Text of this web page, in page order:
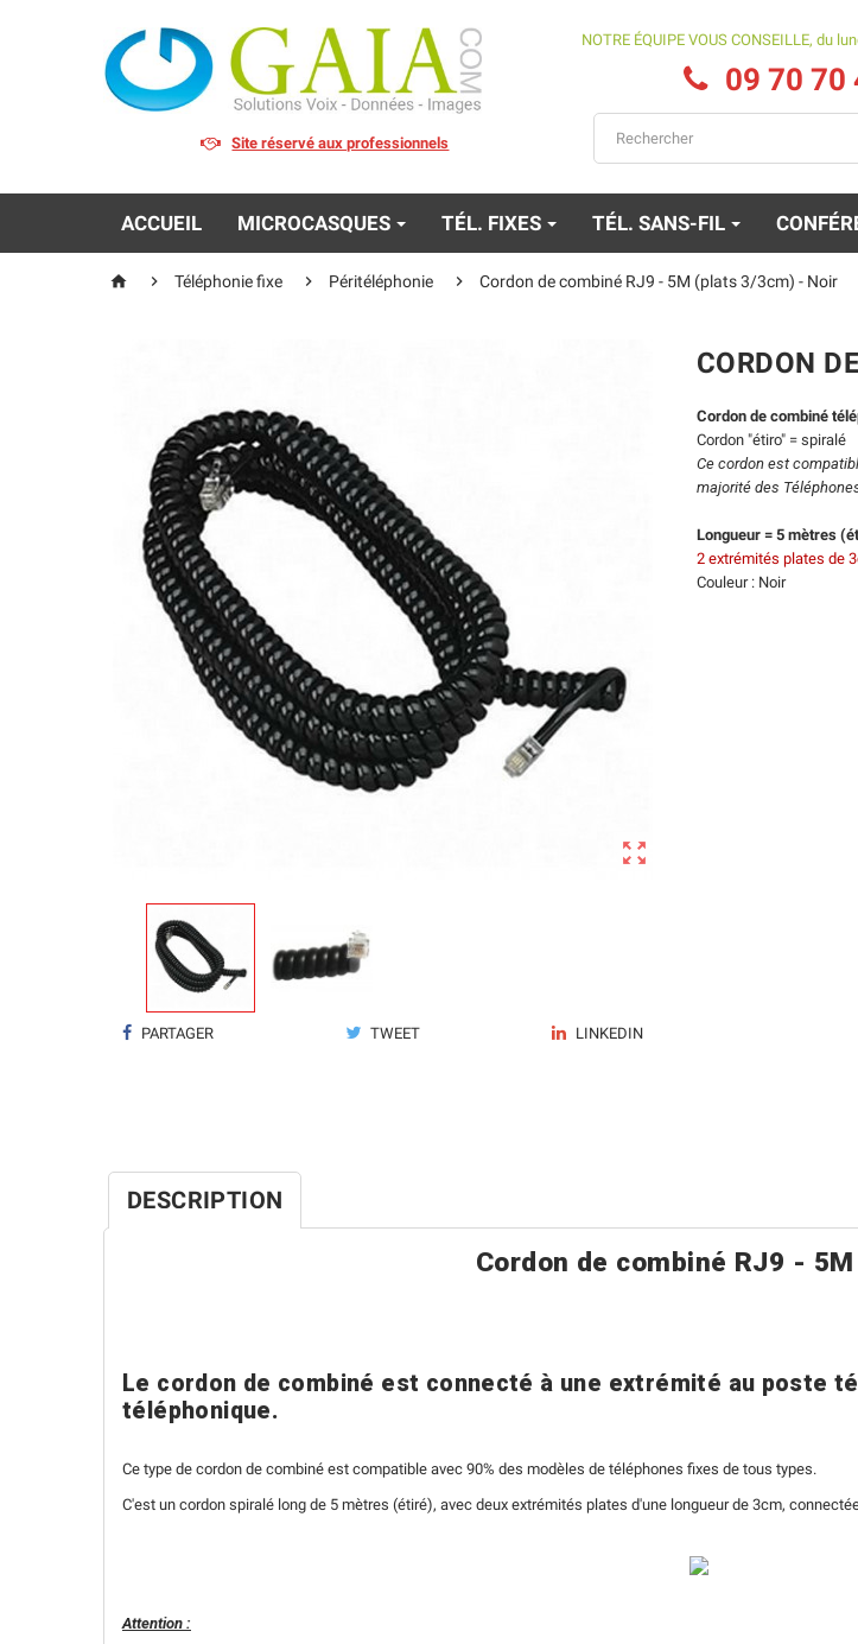
Site réservé aux professionnels
NOTRE ÉQUIPE VOUS CONSEILLE, du
09 70 70
ACCUEIL MICROCASQUES TÉL. FIXES TÉL. SANS-FIL
  Téléphonie fixe  Péritéléphonie  Cordon de combiné RJ9 - 5M (plats 3/3cm) - Noir

PARTAGER TWEET LINKEDIN
CORDON
Cordon de combiné
Cordon "étiro" = spiralé
Ce cordon est
majorité des
Longueur = 5 mètres
2 extrémités plates de
Couleur : Noir
DESCRIPTION
Cordon de combiné RJ9 -
Le cordon de combiné est connecté à une extrémité au poste
téléphonique.
Ce type de cordon de combiné est compatible avec 90% des modèles de téléphones fixes de tous types.
C'est un cordon spiralé long de 5 mètres (étiré), avec deux extrémités plates d'une longueur de 3cm,
Attention :